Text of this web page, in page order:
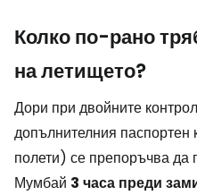
Колко по-рано
на летището?
Дори при двойните
допълнителния
полети) се препоръчва да
Мумбай 3 часа преди